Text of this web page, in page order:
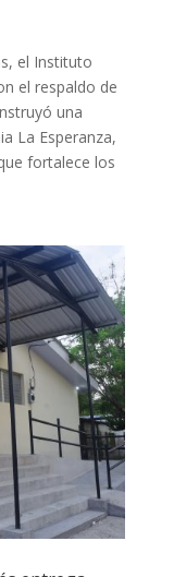
el Instituto
el respaldo de
una
La Esperanza,
fortalece los